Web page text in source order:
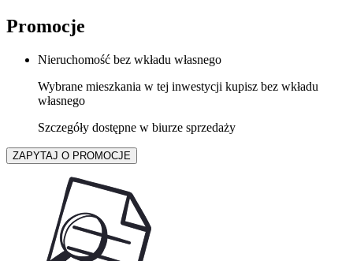
Promocje
Nieruchomość bez wkładu własnego
Wybrane mieszkania w tej inwestycji kupisz bez wkładu
własnego
Szczegóły dostępne w biurze sprzedaży
ZAPYTAJ O PROMOCJE